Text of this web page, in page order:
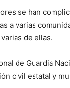
se han
a varias
de ellas.
de Guardia
civil estatal y